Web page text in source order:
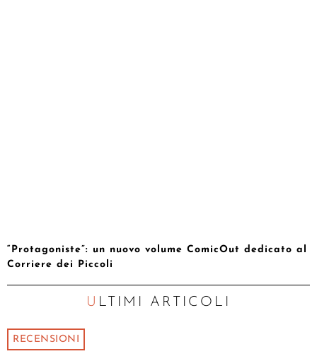
“Protagoniste”: un nuovo volume ComicOut dedicato al
Corriere dei Piccoli
ULTIMI ARTICOLI
RECENSIONI